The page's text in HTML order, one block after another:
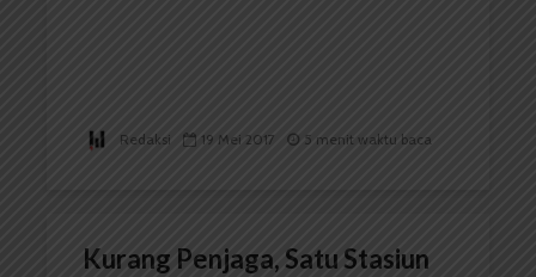
Redaksi 19 Mei 2017 5 menit waktu baca
Kurang Penjaga, Satu Stasiun